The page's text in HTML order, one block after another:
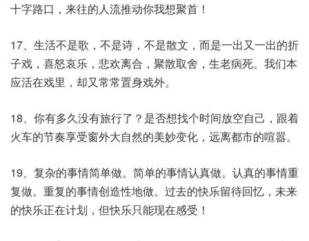
十字路口，来往的人流推动你我想聚首！
17、生活不是歌，不是诗，不是散文，而是一出又一出的折
子戏，喜怒哀乐，悲欢离合，聚散取舍，生老病死。我们本
应活在戏里，却又常常置身戏外。
18、你有多久没有旅行了？是否想找个时间放空自己，跟着
火车的节奏享受窗外大自然的美妙变化，远离都市的喧嚣。
19、复杂的事情简单做。简单的事情认真做。认真的事情重
复做。重复的事情创造性地做。过去的快乐留待回忆，未来
的快乐正在计划，但快乐只能现在感受！